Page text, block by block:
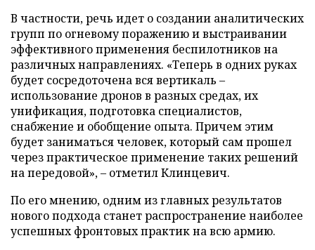
В частности, речь идет о создании аналитических
групп по огневому поражению и выстраивании
эффективного применения беспилотников на
различных направлениях. «Теперь в одних руках
будет сосредоточена вся вертикаль –
использование дронов в разных средах, их
унификация, подготовка специалистов,
снабжение и обобщение опыта. Причем этим
будет заниматься человек, который сам прошел
через практическое применение таких решений
на передовой», – отметил Клинцевич.
По его мнению, одним из главных результатов
нового подхода станет распространение наиболее
успешных фронтовых практик на всю армию.